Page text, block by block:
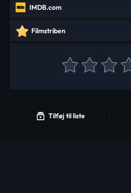
IMDB.com
Filmstriben
Tilføj til liste